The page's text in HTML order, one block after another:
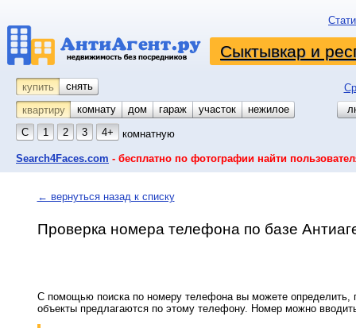
Сыктывкар и
купить снять
квартиру
комнату койко-место
дом гараж участок
нежилое
С
1 2 3 4+ комнатную
Search4Faces.com - бесплатно по фотографии найти
← вернуться назад к списку
Проверка номера телефона по базе
С помощью поиска по номеру телефона вы можете определить,
объекты предлагаются по этому телефону. Номер можно